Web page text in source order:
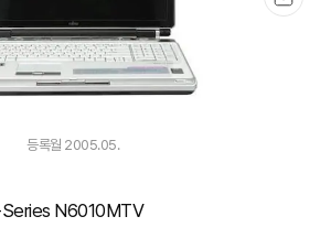
등록월 2005.05.
N6010MTV